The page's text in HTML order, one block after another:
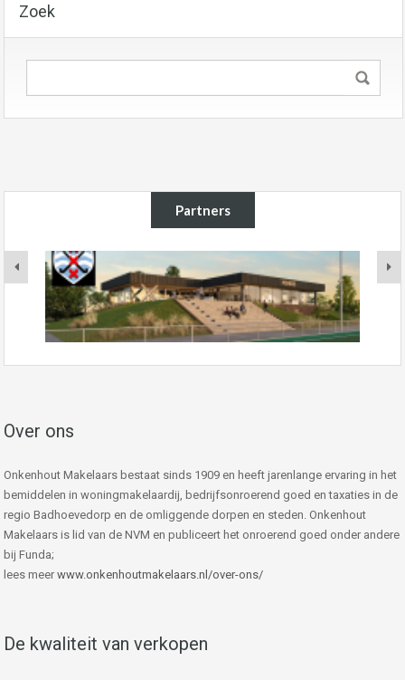
Zoek
Partners
Over ons
Onkenhout Makelaars bestaat sinds 1909 en heeft jarenlange ervaring in het
bemiddelen in woningmakelaardij, bedrijfsonroerend goed en taxaties in de
regio Badhoevedorp en de omliggende dorpen en steden. Onkenhout
Makelaars is lid van de NVM en publiceert het onroerend goed onder andere
bij Funda;
lees meer www.onkenhoutmakelaars.nl/over-ons/
De kwaliteit van verkopen